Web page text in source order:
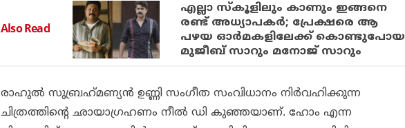
Also Read
എല്ലാ സ്കൂളിലും കാണും ഇങ്ങനെ
രണ്ട് അധ്യാപകർ; പ്രേക്ഷരെ ആ
പഴയ ഓർമകളിലേക്ക് കൊണ്ടുപോയ
മുജീബ് സാറും മനോജ് സാറും
രാഹുല്‍ സുബ്രഹ്‌മണ്യന്‍ ഉണ്ണി സംഗീത സംവിധാനം നിര്‍വഹിക്കുന്ന
ചിത്രത്തിന്റെ ഛായാഗ്രഹണം നീല്‍ ഡി കുഞ്ഞയാണ്. ഹോം എന്ന